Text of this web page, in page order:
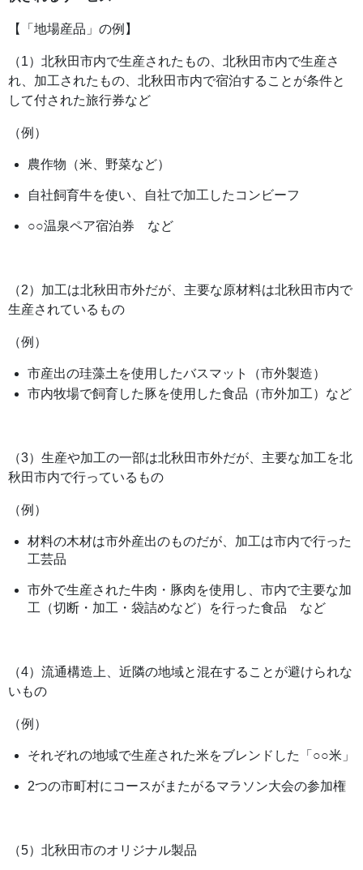
【「地場産品」の例】
（1）北秋田市内で生産されたもの、北秋田市内で生産さ
れ、加工されたもの、北秋田市内で宿泊することが条件と
して付された旅行券など
（例）
農作物（米、野菜など）
自社飼育牛を使い、自社で加工したコンビーフ
○○温泉ペア宿泊券 など
（2）加工は北秋田市外だが、主要な原材料は北秋田市内で
生産されているもの
（例）
市産出の珪藻土を使用したバスマット（市外製造）
市内牧場で飼育した豚を使用した食品（市外加工）など
（3）生産や加工の一部は北秋田市外だが、主要な加工を北
秋田市内で行っているもの
（例）
材料の木材は市外産出のものだが、加工は市内で行った
工芸品
市外で生産された牛肉・豚肉を使用し、市内で主要な加
工（切断・加工・袋詰めなど）を行った食品 など
（4）流通構造上、近隣の地域と混在することが避けられな
いもの
（例）
それぞれの地域で生産された米をブレンドした「○○米」
2つの市町村にコースがまたがるマラソン大会の参加権
（5）北秋田市のオリジナル製品